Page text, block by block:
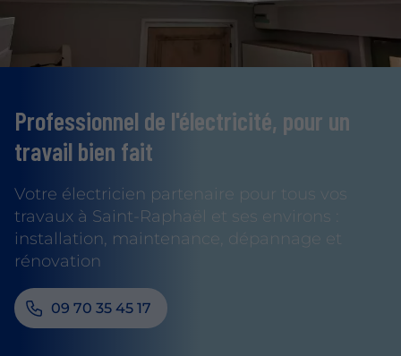
Professionnel de l'électricité, pour un
travail bien fait
Votre électricien partenaire pour tous vos
travaux à Saint-Raphaël et ses environs :
installation, maintenance, dépannage et
rénovation
09 70 35 45 17